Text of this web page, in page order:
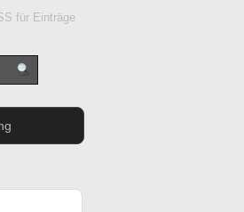
für Einträge